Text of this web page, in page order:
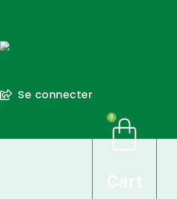
Se connecter
0
Cart